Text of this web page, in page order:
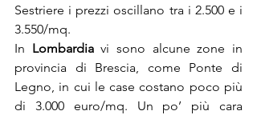
Sestriere i prezzi oscillano tra i 2.500 e i
3.550/mq.
In Lombardia vi sono alcune zone in
provincia di Brescia, come Ponte di
Legno, in cui le case costano poco più
di 3.000 euro/mq. Un po’ più cara